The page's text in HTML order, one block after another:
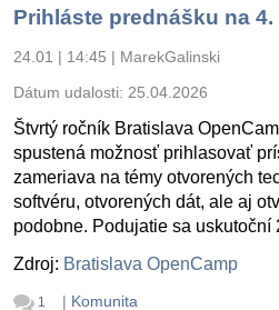
Prihláste prednášku na
24.01 | 14:45 | MarekGalinski
Dátum udalosti: 25.04.2026
Štvrtý ročník Bratislava
spustená možnosť prihlasovať
zameriava na témy otvorených
softvéru, otvorených dát, ale aj
podobne. Podujatie sa uskutoční
Zdroj: Bratislava OpenCamp
1 | Komunita